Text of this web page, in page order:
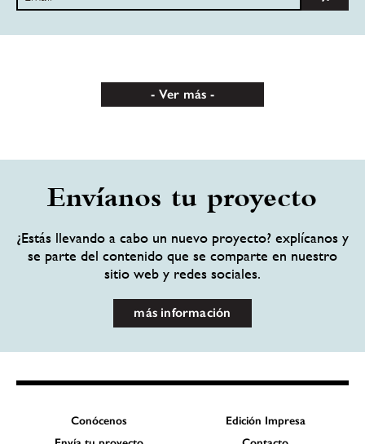
Ver más
Envíanos tu proyecto
¿Estás llevando a cabo un nuevo proyecto? explícanos y
se parte del contenido que se comparte en nuestro
sitio web y redes sociales.
más información
Conócenos
Edición Impresa